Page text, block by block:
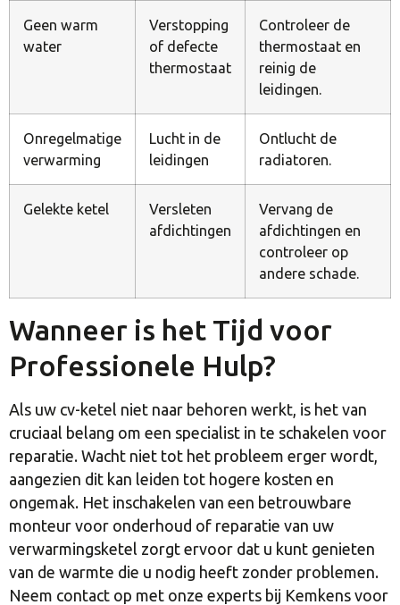
Geen warm
water
Verstopping
of defecte
thermostaat
Controleer de
thermostaat en
reinig de
leidingen.
Onregelmatige
verwarming
Lucht in de
leidingen
Ontlucht de
radiatoren.
Gelekte ketel
Versleten
afdichtingen
Vervang de
afdichtingen en
controleer op
andere schade.
Wanneer is het Tijd voor
Professionele Hulp?
Als uw cv-ketel niet naar behoren werkt, is het van
cruciaal belang om een specialist in te schakelen voor
reparatie. Wacht niet tot het probleem erger wordt,
aangezien dit kan leiden tot hogere kosten en
ongemak. Het inschakelen van een betrouwbare
monteur voor onderhoud of reparatie van uw
verwarmingsketel zorgt ervoor dat u kunt genieten
van de warmte die u nodig heeft zonder problemen.
Neem contact op met onze experts bij Kemkens voor